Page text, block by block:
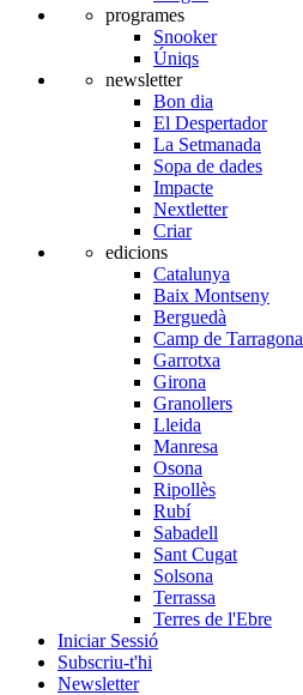
programes
Snooker
Úniqs
newsletter
Bon dia
El Despertador
La Setmanada
Sopa de dades
Impacte
Nextletter
Criar
edicions
Catalunya
Baix Montseny
Berguedà
Camp de Tarragona
Garrotxa
Girona
Granollers
Lleida
Manresa
Osona
Ripollès
Rubí
Sabadell
Sant Cugat
Solsona
Terrassa
Terres de l'Ebre
Iniciar Sessió
Subscriu-t'hi
Newsletter